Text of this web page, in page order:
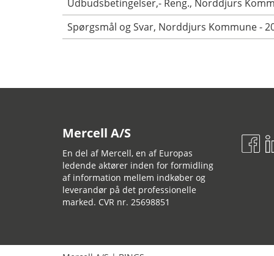
Udbudsbetingelser,- Reng., Norddjurs
Spørgsmål og Svar, Norddjurs Kommune -
Mercell A/S
En del af Mercell, en af Europas
ledende aktører inden for formidling
af information mellem indkøber og
leverandør på det professionelle
marked. CVR nr. 25698851